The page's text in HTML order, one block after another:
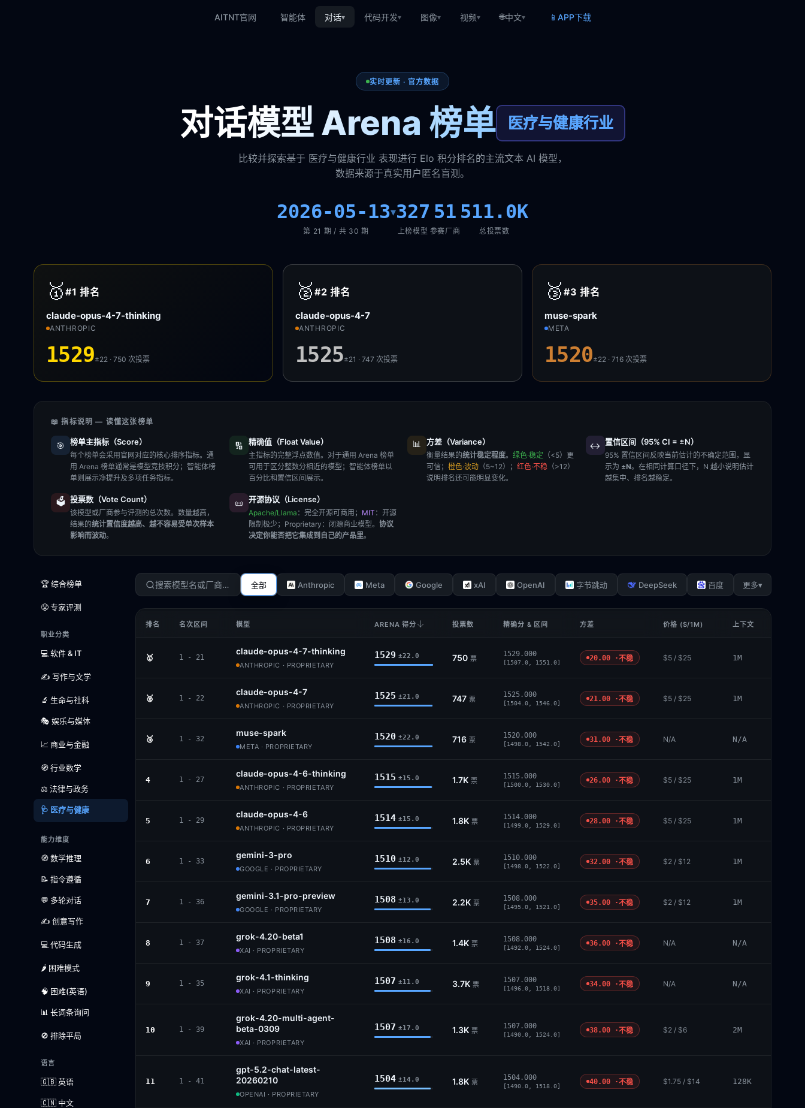
AITNT官网 智能体 对话▾ 代码开发▾ 图像▾ 视频▾ 🌐中文▾ 📱 APP下载
实时更新 · 官方数据
对话模型 Arena 榜单 医疗与健康行业
比较并探索基于 医疗与健康行业 表现进行 Elo 积分排名的主流文本 AI 模型，
数据来源于真实用户匿名盲测。
2026-05-13▾
第 21 期 / 共 30 期
327
上榜模型
51
参赛厂商
511.0K
总投票数
🥇 #1排名
claude-opus-4-7-thinking
ANTHROPIC
1529±22 · 750次投票
🥈 #2排名
claude-opus-4-7
ANTHROPIC
1525±21 · 747次投票
🥉 #3排名
muse-spark
META
1520±22 · 716次投票
📖 指标说明 — 读懂这张榜单
🎯 榜单主指标（Score）
每个榜单会采用官网对应的核心排序指标。通
用 Arena 榜单通常是模型竞技积分；智能体榜
单则展示净提升及多项任务指标。
🔢 精确值（Float Value）
主指标的完整浮点数值。对于通用 Arena 榜单
可用于区分整数分相近的模型；智能体榜单以
百分比和置信区间展示。
📊 方差（Variance）
衡量结果的统计稳定程度。 绿色·稳定 （<5）更
可信； 橙色·波动 （5~12）； 红色·不稳 （>12）
说明排名还可能明显变化。
↔️ 置信区间（95% CI = ±N）
95% 置信区间反映当前估计的不确定范围，显
示为 ±N。在相同计算口径下，N 越小说明估计
越集中、排名越稳定。
🗳️ 投票数（Vote Count）
该模型或厂商参与评测的总次数。数量越高，
结果的统计置信度越高、越不容易受单次样本
影响而波动。
📜 开源协议（License）
Apache/Llama ：完全开源可商用； MIT ：开源
限制极少； Proprietary ：闭源商业模型。 协议
决定你能否把它集成到自己的产品里。
🏆 综合榜单
😤 专家评测
职业分类
💻 软件 & IT
✍️ 写作与文学
🔬 生命与社科
🎭 娱乐与媒体
📈 商业与金融
🧭 行业数学
⚖️ 法律与政务
🩺 医疗与健康
能力维度
🧭 数学推理
📝 指令遵循
💬 多轮对话
✍️ 创意写作
💻 代码生成
🌶️ 困难模式
🧠 困难(英语)
📊 长词条询问
🚫 排除平局
语言
🇬🇧 英语
🇨🇳 中文
全部 Anthropic Meta Google xAI OpenAI 字节跳动 DeepSeek 百度 更多▾
排名 名次区间 模型 ARENA 得分 投票数 精确分 & 区间 方差 价格 ($/1M) 上下文
🥇 1 - 21
claude-opus-4-7-thinking
ANTHROPIC · PROPRIETARY
1529 ±22.0 750 票
1529.000
[1507.0, 1551.0]
20.00 ·不稳 $5 / $25 1M
🥈 1 - 22
claude-opus-4-7
ANTHROPIC · PROPRIETARY
1525 ±21.0 747 票
1525.000
[1504.0, 1546.0]
21.00 ·不稳 $5 / $25 1M
🥉 1 - 32
muse-spark
META · PROPRIETARY
1520 ±22.0 716 票
1520.000
[1498.0, 1542.0]
31.00 ·不稳 N/A N/A
4 1 - 27
claude-opus-4-6-thinking
ANTHROPIC · PROPRIETARY
1515 ±15.0 1.7K 票
1515.000
[1500.0, 1530.0]
26.00 ·不稳 $5 / $25 1M
5 1 - 29
claude-opus-4-6
ANTHROPIC · PROPRIETARY
1514 ±15.0 1.8K 票
1514.000
[1499.0, 1529.0]
28.00 ·不稳 $5 / $25 1M
6 1 - 33
gemini-3-pro
GOOGLE · PROPRIETARY
1510 ±12.0 2.5K 票
1510.000
[1498.0, 1522.0]
32.00 ·不稳 $2 / $12 1M
7 1 - 36
gemini-3.1-pro-preview
GOOGLE · PROPRIETARY
1508 ±13.0 2.2K 票
1508.000
[1495.0, 1521.0]
35.00 ·不稳 $2 / $12 1M
8 1 - 37
grok-4.20-beta1
XAI · PROPRIETARY
1508 ±16.0 1.4K 票
1508.000
[1492.0, 1524.0]
36.00 ·不稳 N/A N/A
9 1 - 35
grok-4.1-thinking
XAI · PROPRIETARY
1507 ±11.0 3.7K 票
1507.000
[1496.0, 1518.0]
34.00 ·不稳 N/A N/A
10 1 - 39
grok-4.20-multi-agent-
beta-0309
XAI · PROPRIETARY
1507 ±17.0 1.3K 票
1507.000
[1490.0, 1524.0]
38.00 ·不稳 $2 / $6 2M
11 1 - 41
gpt-5.2-chat-latest-
20260210
OPENAI · PROPRIETARY
1504 ±14.0 1.8K 票
1504.000
[1490.0, 1518.0]
40.00 ·不稳 $1.75 / $14 128K